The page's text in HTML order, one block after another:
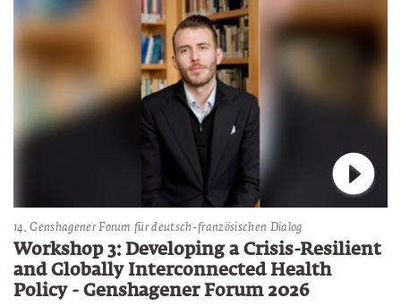
14. Genshagener Forum für deutsch-französischen Dialog
Workshop 3: Developing a Crisis-Resilient
and Globally Interconnected Health
Policy - Genshagener Forum 2026